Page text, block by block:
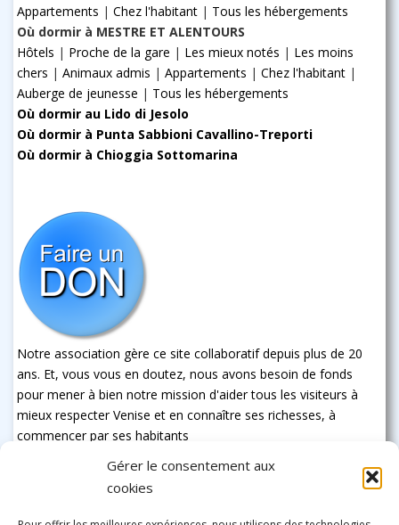
Gérer le consentement aux
cookies
Appartements | Chez l'habitant | Tous les hébergements
Où dormir à MESTRE ET ALENTOURS
Hôtels | Proche de la gare | Les mieux notés | Les moins
chers | Animaux admis | Appartements | Chez l'habitant |
Auberge de jeunesse | Tous les hébergements
Où dormir au Lido di Jesolo
Où dormir à Punta Sabbioni Cavallino-Treporti
Où dormir à Chioggia Sottomarina
Notre association gère ce site collaboratif depuis plus de 20
ans. Et, vous vous en doutez, nous avons besoin de fonds
pour mener à bien notre mission d'aider tous les visiteurs à
mieux respecter Venise et en connaître ses richesses, à
commencer par ses habitants